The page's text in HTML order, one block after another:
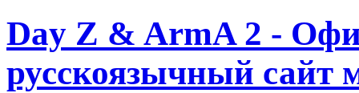
Day Z & ArmA 2 -
русскоязычный сайт